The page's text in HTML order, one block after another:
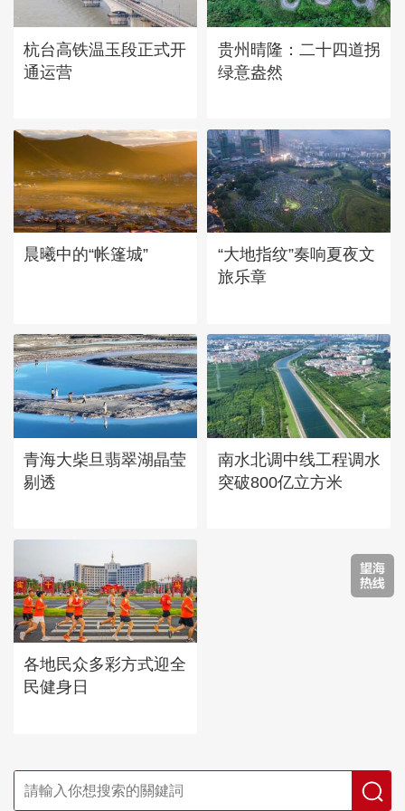
广西昭平: 高山秋茶采摘忙
杭台高铁温玉段正式开
通运营
贵州晴隆：二十四道拐
绿意盎然
晨曦中的“帐篷城”
“大地指纹”奏响夏夜文
旅乐章
青海大柴旦翡翠湖晶莹
剔透
南水北调中线工程调水
突破800亿立方米
各地民众多彩方式迎全
民健身日